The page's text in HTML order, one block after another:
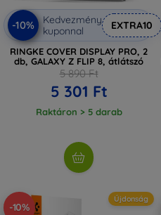
-10%
Kedvezmény
kuponnal
EXTRA10
RINGKE COVER DISPLAY PRO, 2
db, GALAXY Z FLIP 8, átlátszó
5 890 Ft
5 301 Ft
Raktáron > 5 darab
-10%
Újdonság